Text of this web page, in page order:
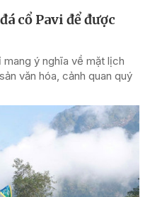
cổ Pavi để được
ý nghĩa về mặt lịch
văn hóa, cảnh quan quý